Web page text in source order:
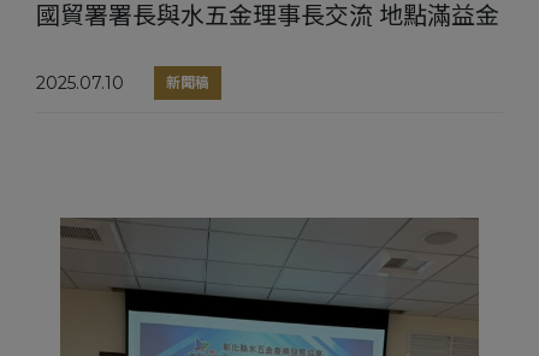
國貿署署長與水五金理事長交流 地點滿益金
2025.07.10 新聞稿